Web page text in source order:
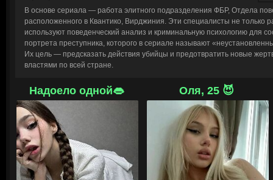
В основе сериала — работа элитного подразделения ФБР, Отдела
расположенного в Квантико, Вирджиния. Эти специалисты не только
используют поведенческий анализ и криминальную психологию для
портрета преступника, которого в сериале называют
Их цель — предсказать действия убийцы и предотвратить новые
властями по всей стране.
Основу команды составляют профилировщики, каждый из которых
проницательный Аарон Хотчнер, бывший прокурор, строго, но
гениальный Спенсер Рид с эйдетической памятью и учеными
навязчивым преступлениям Дерек Морган; и технический аналитик
хакер, который может получить доступ к любой базе данных. Однако
ежедневно погружающихся в темные уголки человеческой психики,
испытанием, стирающим грань между долгом и личной жизнью, когда
© ГидОнлайн
Надоело одной👄 Оля, 25 😈